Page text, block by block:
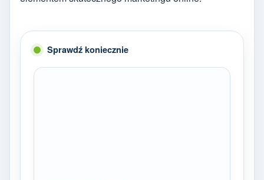
Sprawdź koniecznie